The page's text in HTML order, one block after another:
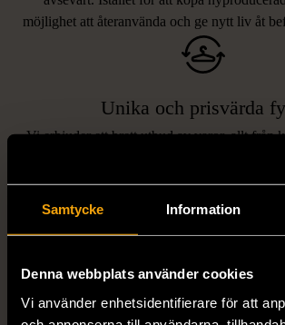
Samtycke Information
Denna webbplats använder cookies
Vi använder enhetsidentifierare för att
möjlighet att återanvända och ge nytt liv åt
Unika och prisvärda
Vi erbjuder ett brett utbud av varor, allt från
till böcker och elektronik i våra butiker. Du
LIKNANDE
Hitta produkter som påminner